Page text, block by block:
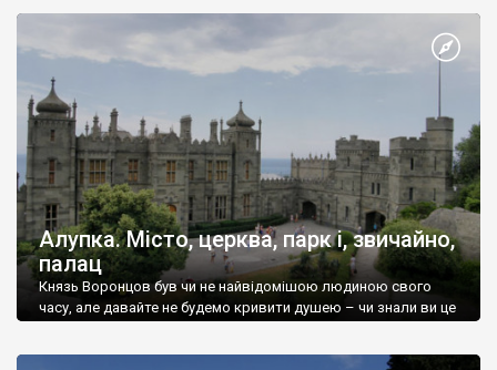
Алупка. Місто, церква, парк і, звичайно,
палац
Князь Воронцов був чи не найвідомішою людиною свого
часу, але давайте не будемо кривити душею – чи знали ви це